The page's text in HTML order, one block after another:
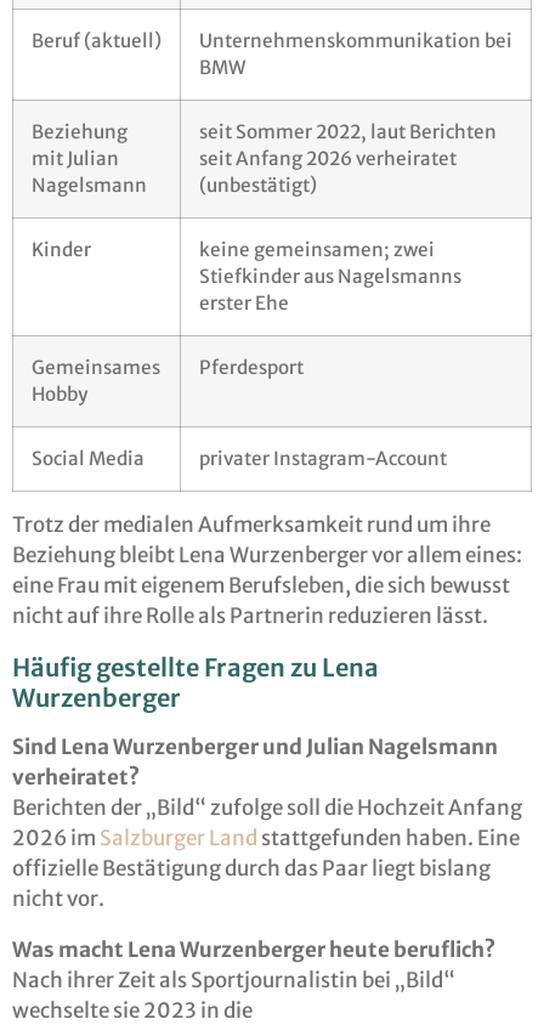
Beruf (aktuell)
Unternehmenskommunikation bei
BMW
Beziehung
mit Julian
Nagelsmann
seit Sommer 2022, laut Berichten
seit Anfang 2026 verheiratet
(unbestätigt)
Kinder
keine gemeinsamen; zwei
Stiefkinder aus Nagelsmanns
erster Ehe
Gemeinsames
Hobby
Pferdesport
Social Media privater Instagram-Account
Trotz der medialen Aufmerksamkeit rund um ihre
Beziehung bleibt Lena Wurzenberger vor allem eines:
eine Frau mit eigenem Berufsleben, die sich bewusst
nicht auf ihre Rolle als Partnerin reduzieren lässt.
Häufig gestellte Fragen zu Lena
Wurzenberger
Sind Lena Wurzenberger und Julian Nagelsmann
verheiratet?
Berichten der „Bild“ zufolge soll die Hochzeit Anfang
2026 im Salzburger Land stattgefunden haben. Eine
offizielle Bestätigung durch das Paar liegt bislang
nicht vor.
Was macht Lena Wurzenberger heute beruflich?
Nach ihrer Zeit als Sportjournalistin bei „Bild“
wechselte sie 2023 in die